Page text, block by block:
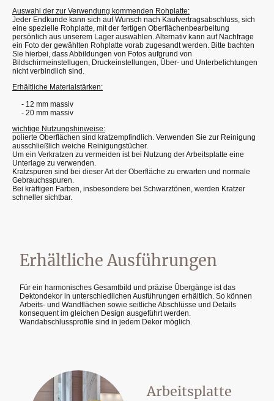
Auswahl der zur Verwendung kommenden Rohplatte:
Jeder Endkunde kann sich auf Wunsch nach Kaufvertragsabschluss, sich
eine spezielle Rohplatte, mit der fertigen Oberflächenbearbeitung
persönlich aus unserem Lager auswählen. Alternativ kann auf Nachfrage
ein Foto der gewählten Rohplatte vorab zugesandt werden. Bitte bachten
Sie hierbei, dass Abbildungen von Fotos aufgrund von
Bildschirmeinstellugen, Druckeinstellungen, Über- und Unterbelichtungen
nicht verbindlich sind.
Erhältliche Materialstärken:
- 12 mm massiv
- 20 mm massiv
wichtige Nutzungshinweise:
polierte Oberflächen sind kratzempfindlich. Verwenden Sie zur Reinigung
ausschließlich weiche Reinigungstücher.
Um ein Verkratzen zu vermeiden ist bei Nutzung der Arbeitsplatte eine
Unterlage zu verwenden.
Kratzspuren sind bei dieser Art der Oberfläche zu erwarten und normale
Gebrauchsspuren.
Bei kräftigen Farben, insbesondere bei Schwarztönen, werden Kratzer
schneller sichtbar.
Erhältliche Ausführungen
Für ein harmonisches Gesamtbild und präzise Übergänge ist das
Dektondekor in unterschiedlichen Ausführungen erhältlich. So können
Arbeits- und Wandflächen sowie seitliche Abschlüsse und Details
konsequent im gleichen Design ausgeführt werden.
Wandabschlussprofile sind in jedem Dekor möglich.
Arbeitsplatte